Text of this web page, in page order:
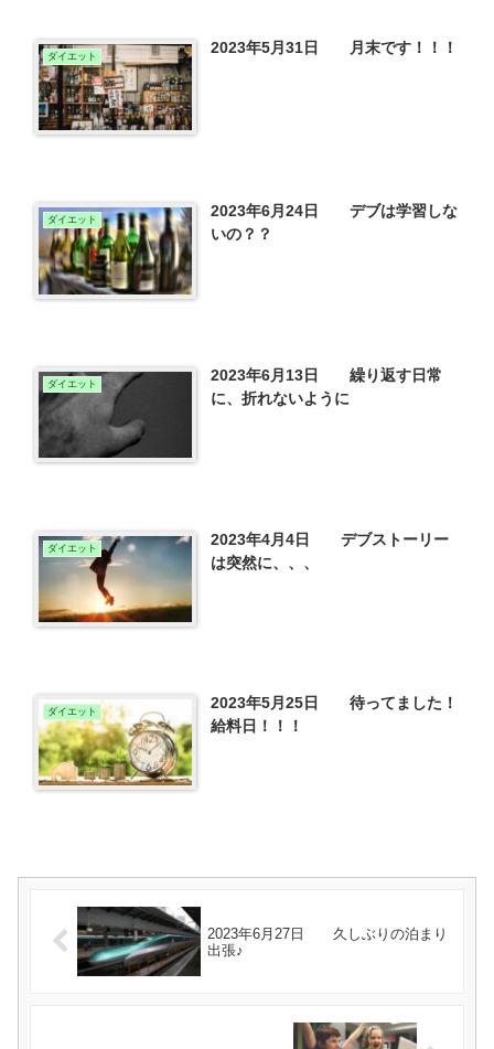
ダイエット 2023年5月31日 月末です！！！
ダイエット
2023年6月24日 デブは学習しな
いの？？
ダイエット
2023年6月13日 繰り返す日常
に、折れないように
ダイエット
2023年4月4日 デブストーリー
は突然に、、、
ダイエット
2023年5月25日 待ってました！
給料日！！！
2023年6月27日 久しぶりの泊まり
出張♪